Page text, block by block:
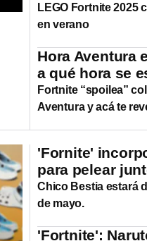
LEGO Fortnite 2025
en verano
Hora Aventura
a qué hora se
Fortnite “spoilea”
Aventura y acá te
'Fornite'
para pelear
Chico Bestia estará
de mayo.
'Fortnite':